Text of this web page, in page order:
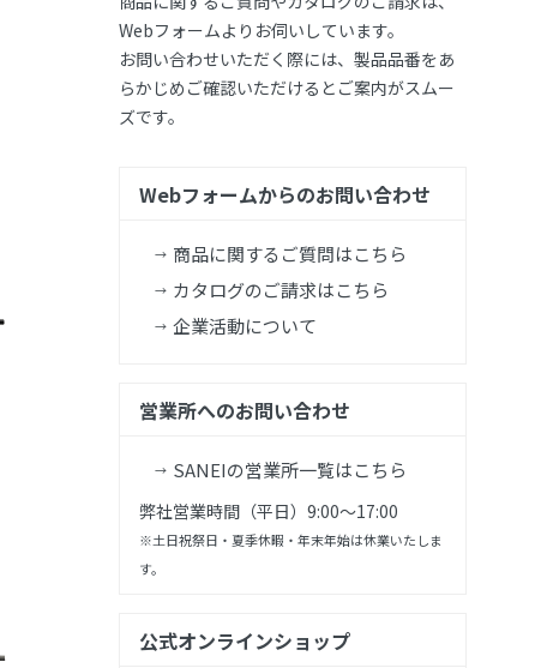
Webフォームよりお伺いしています。
お問い合わせいただく際には、製品品番をあ
らかじめご確認いただけるとご案内がスムー
ズです。
Webフォームからのお問い合わせ
商品に関するご質問はこちら
カタログのご請求はこちら
企業活動について
営業所へのお問い合わせ
SANEIの営業所一覧はこちら
弊社営業時間（平日）9:00～17:00
※土日祝祭日・夏季休暇・年末年始は休業いたしま
す。
公式オンラインショップ